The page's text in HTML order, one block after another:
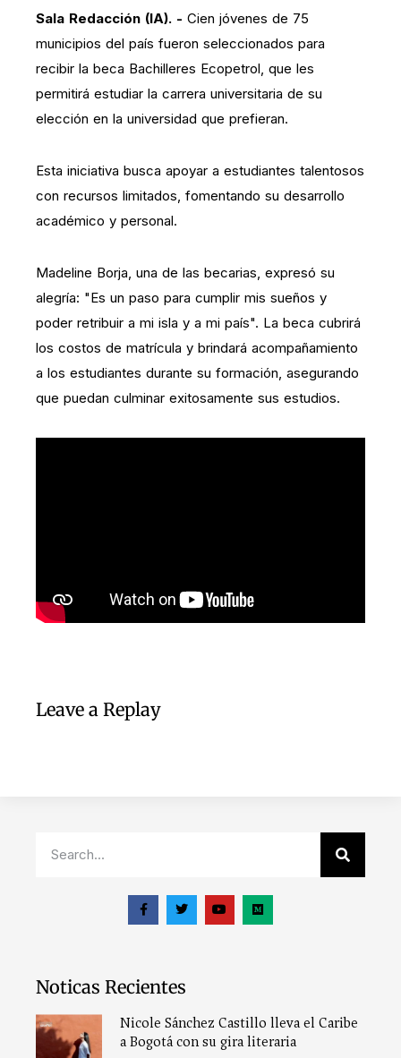
Sala Redacción (IA). - Cien jóvenes de 75
municipios del país fueron seleccionados para
recibir la beca Bachilleres Ecopetrol, que les
permitirá estudiar la carrera universitaria de su
elección en la universidad que prefieran.
Esta iniciativa busca apoyar a estudiantes talentosos
con recursos limitados, fomentando su desarrollo
académico y personal.
Madeline Borja, una de las becarias, expresó su
alegría: "Es un paso para cumplir mis sueños y
poder retribuir a mi isla y a mi país". La beca cubrirá
los costos de matrícula y brindará acompañamiento
a los estudiantes durante su formación, asegurando
que puedan culminar exitosamente sus estudios.
Leave a Replay
Noticas Recientes
Nicole Sánchez Castillo lleva el Caribe
a Bogotá con su gira literaria